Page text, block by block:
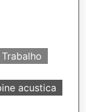
acustica